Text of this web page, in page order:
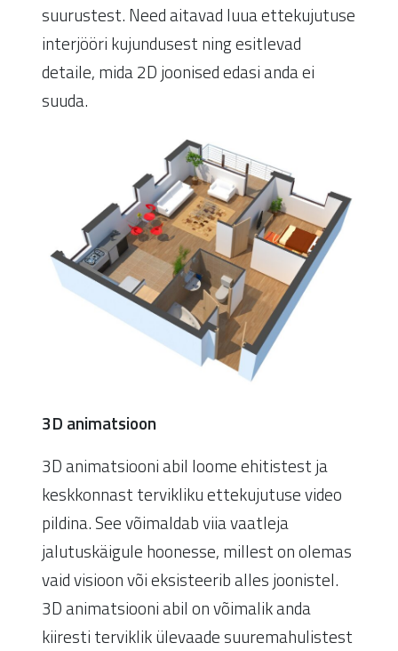
suurustest. Need aitavad luua ettekujutuse
interjööri kujundusest ning esitlevad
detaile, mida 2D joonised edasi anda ei
suuda.
3D animatsioon
3D animatsiooni abil loome ehitistest ja
keskkonnast tervikliku ettekujutuse video
pildina. See võimaldab viia vaatleja
jalutuskäigule hoonesse, millest on olemas
vaid visioon või eksisteerib alles joonistel.
3D animatsiooni abil on võimalik anda
kiiresti terviklik ülevaade suuremahulistest